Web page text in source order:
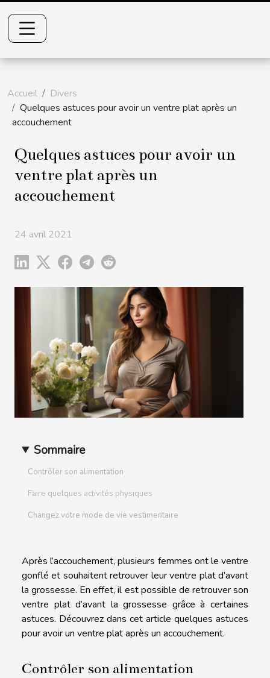
Accueil
Divers
Quelques astuces pour avoir un ventre plat après un
accouchement
Quelques astuces pour avoir un
ventre plat après un
accouchement
24 avril 2021
Sommaire
Contrôler son alimentation
Faire quelques activités physiques
Changez votre mode de vie vestimentaire
Après l’accouchement, plusieurs femmes ont le ventre
gonflé et souhaitent retrouver leur ventre plat d’avant
la grossesse. En effet, il est possible de retrouver son
ventre plat d’avant la grossesse grâce à certaines
astuces. Découvrez dans cet article quelques astuces
pour avoir un ventre plat après un accouchement.
Contrôler son alimentation